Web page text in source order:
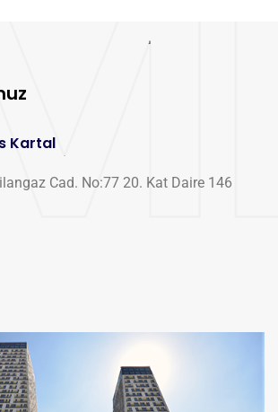
Kartal
Cad. No:77 20. Kat Daire 146